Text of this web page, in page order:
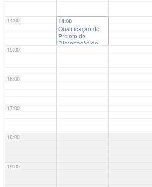
14:00
15:00
16:00
17:00
18:00
19:00
14:00
Qualificação do
Projeto de
Dissertação de